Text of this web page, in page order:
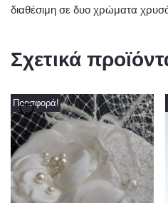
διαθέσιμη σε δυο χρώματα
Σχετικά
Προσφορά!